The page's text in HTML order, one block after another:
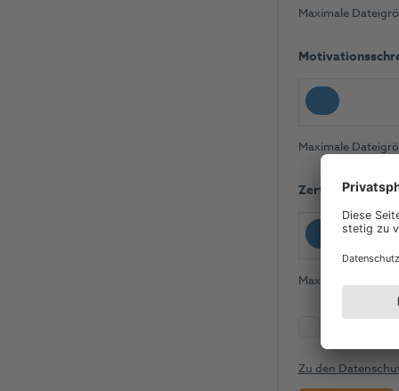
Maximale
Maximale
Zertifikate &
Maximale
Ich habe
zur
Zu den